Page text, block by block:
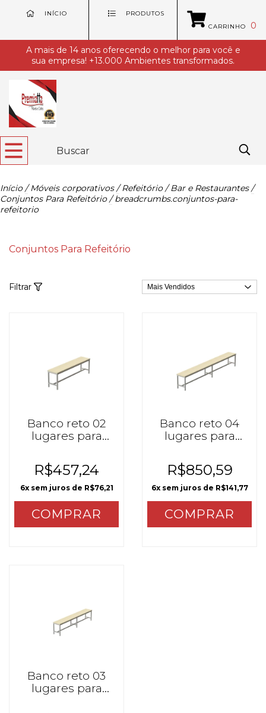
INÍCIO
PRODUTOS
CARRINHO
0
A mais de 14 anos oferecendo o melhor para você e
sua empresa! +13.000 Ambientes transformados.
Início / Móveis corporativos / Refeitório / Bar e Restaurantes/
Conjuntos Para Refeitório / breadcrumbs.conjuntos-para-
refeitorio
Conjuntos Para Refeitório
Filtrar
Banco reto 02
lugares para
R$457,24
6x sem juros de R$76,21
COMPRAR
Banco reto 04
lugares para
R$850,59
6x sem juros de R$141,77
COMPRAR
Banco reto 03
lugares para